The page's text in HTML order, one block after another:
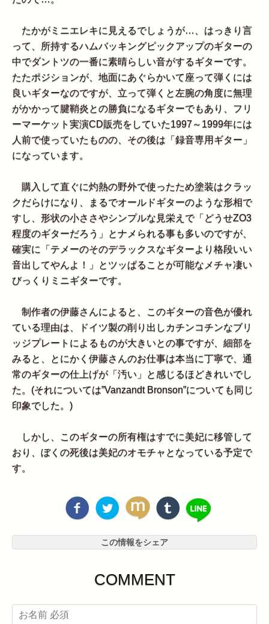
たかがミニエレキに見えるでしょうが…、はっきり言
って、所持するハムバッキングピックアップのギターの
中でダントツの一番に素晴らしい音がするギターです。
たたポジションが、地面にあぐらかいて座って弾くには
良いギターなのですが、立って弾くと左腕の角度に無理
がかかって腱鞘炎との勝負になるギターでもあり、フリ
ーマーケット実演CD販売をしていた1997～1999年には
人前で使っていたものの、その後は「録音専用ギター」
になっています。
購入して直ぐに灼熱の野外で使ったため塗装はクラッ
クだらけになり、まるでオールドギターのような形相で
すし、形状の小ささやシンプルな見栄えで「どうせZO3
程度のギターだろう」とナメられる事も多いのですが、
確実に「テメーのそのデラックスなギターより格段いい
音出してやんよ！」とツッぱることが可能なメチャ凄い
びっくりミニギターです。
制作者の伊藤さんによると、このギターの音色が優れ
ている理由は、ドイツ製の削り出しカチンコチンなブリ
ッジプレートによるものが大きいとの事ですが、細部を
みると、とにかく伊藤さんのお仕事は本当に丁寧で、通
常のギターの仕上げが「汚い」と感じるほどきれいでし
た。(それについては”Vanzandt Bronson”についても同じ
印象でした。)
しかし、このギターの所有権はすでに美妃に移管して
おり、ぼくの死後は美妃のオモチャとなっている予定で
す。
この情報をシェア
COMMENT